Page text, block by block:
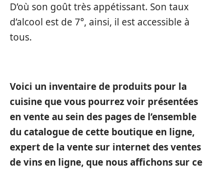
D’où son goût très appétissant. Son taux
d’alcool est de 7°, ainsi, il est accessible à
tous.
Voici un inventaire de produits pour la
cuisine que vous pourrez voir présentées
en vente au sein des pages de l’ensemble
du catalogue de cette boutique en ligne,
expert de la vente sur internet des ventes
de vins en ligne, que nous affichons sur ce